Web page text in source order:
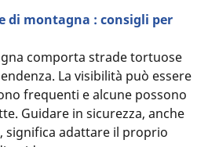
di montagna : consigli per
comporta strade tortuose
La visibilità può essere
frequenti e alcune possono
Guidare in sicurezza, anche
significa adattare il proprio